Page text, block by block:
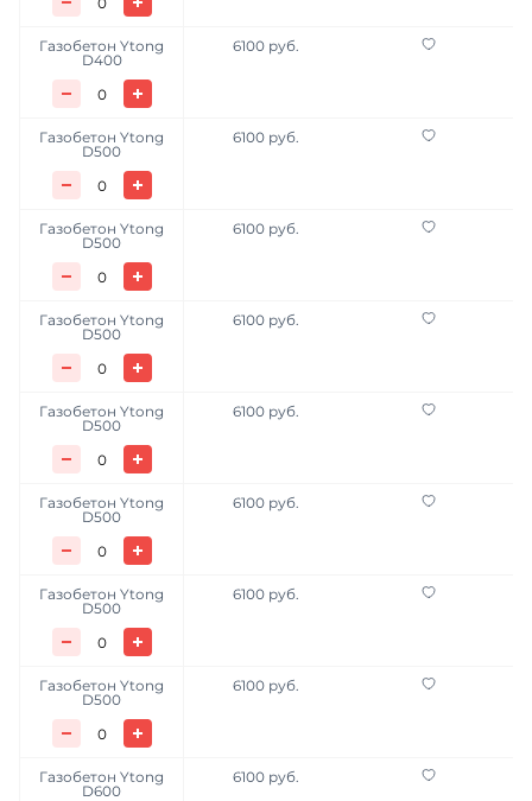
Газобетон Ytong
D400
6100 руб.
Газобетон Ytong
D500
6100 руб.
Газобетон Ytong
D500
6100 руб.
Газобетон Ytong
D500
6100 руб.
Газобетон Ytong
D500
6100 руб.
Газобетон Ytong
D500
6100 руб.
Газобетон Ytong
D500
6100 руб.
Газобетон Ytong
D500
6100 руб.
Газобетон Ytong
D600
6100 руб.